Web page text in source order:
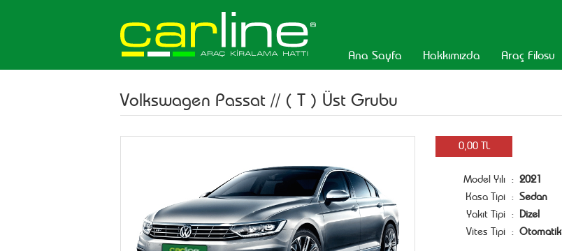
Ana Sayfa Hakkımızda Araç Filosu
Volkswagen Passat // ( T ) Üst Grubu
0,00 TL
Model Yılı : 2021
Kasa Tipi : Sedan
Yakıt Tipi :
Dizel
Vites Tipi : Otomatik